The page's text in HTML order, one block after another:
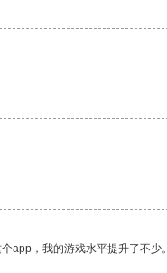
app，我的游戏水平提升了不少。